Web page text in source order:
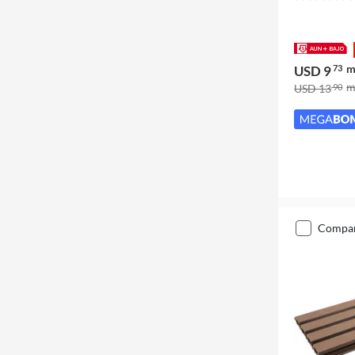
USD 973
USD 1390